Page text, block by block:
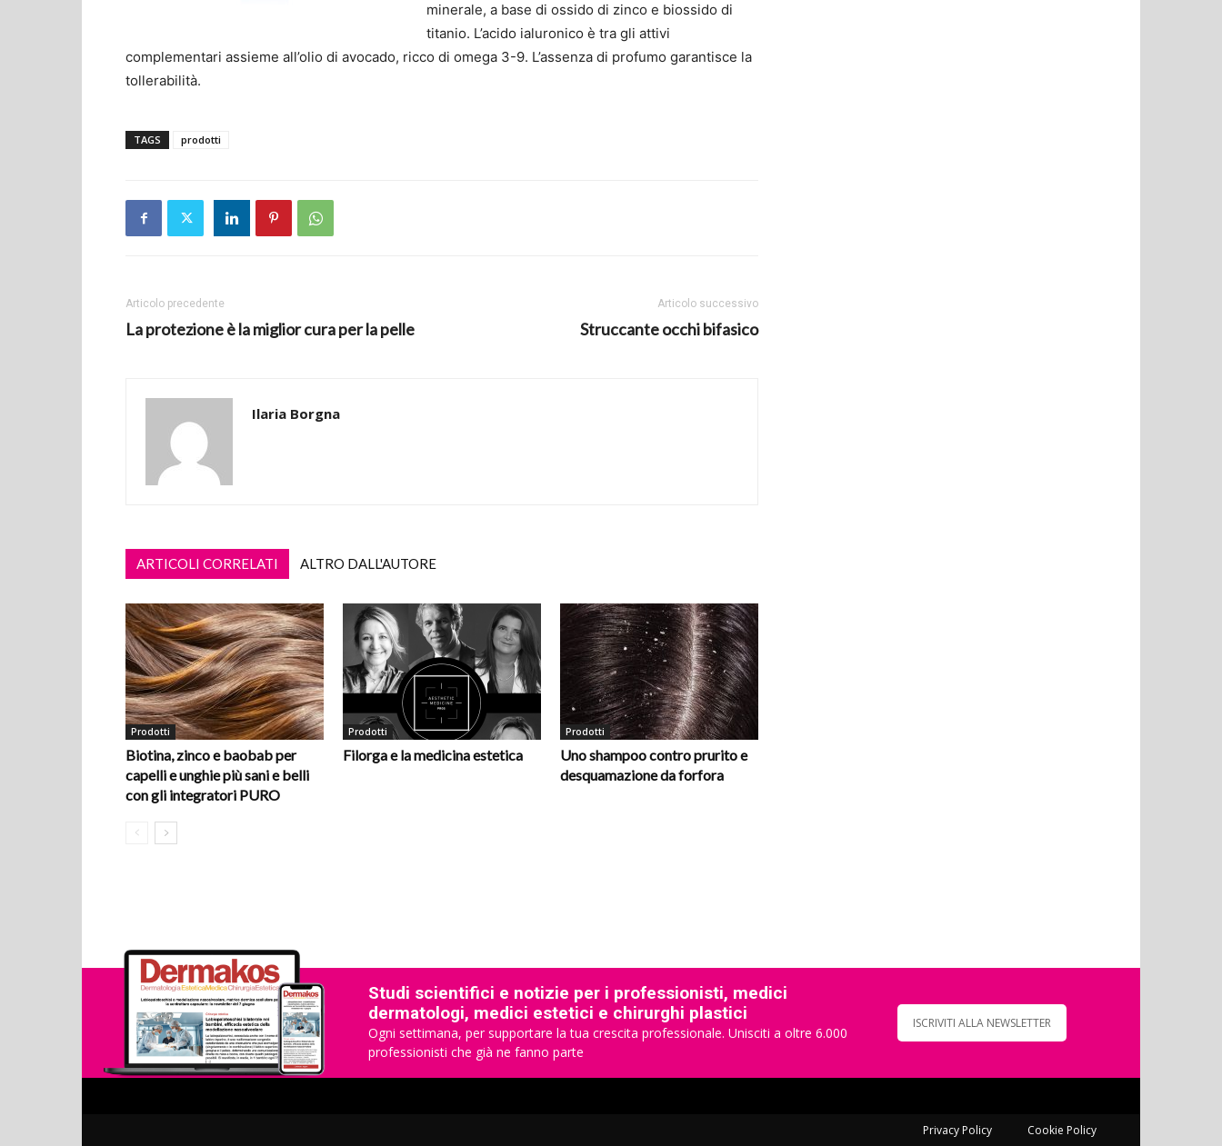
minerale, a base di ossido di zinco e biossido di
titanio. L’acido ialuronico è tra gli attivi
complementari assieme all’olio di avocado, ricco di omega 3-9. L’assenza di profumo garantisce la
tollerabilità.
TAGS prodotti
Articolo precedente
La protezione è la miglior cura per la pelle
Articolo successivo
Struccante occhi bifasico
Ilaria Borgna
ARTICOLI CORRELATI ALTRO DALL'AUTORE
Prodotti
Biotina, zinco e baobab per
capelli e unghie più sani e belli
con gli integratori PURO
Prodotti
Filorga e la medicina estetica
Prodotti
Uno shampoo contro prurito e
desquamazione da forfora
Studi scientifici e notizie per i professionisti, medici
dermatologi, medici estetici e chirurghi plastici
Ogni settimana, per supportare la tua crescita professionale. Unisciti a oltre 6.000
professionisti che già ne fanno parte
ISCRIVITI ALLA NEWSLETTER
Privacy Policy Cookie Policy